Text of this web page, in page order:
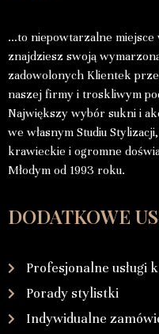
…to niepowtarzalne miejsce
znajdziesz swoją
zadowolonych Klientek
naszej firmy i troskliwym
Największy wybór sukni i
we własnym Studiu
krawieckie i ogromne
Młodym od 1993 roku.
DODATKOWE
Profesjonalne usługi
Porady stylistki
Indywidualne